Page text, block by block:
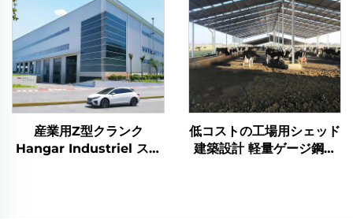
産業用Z型クランク
Hangar Industriel スチ
低コストの工場用シェッド
建築設計 軽量ゲージ鋼製